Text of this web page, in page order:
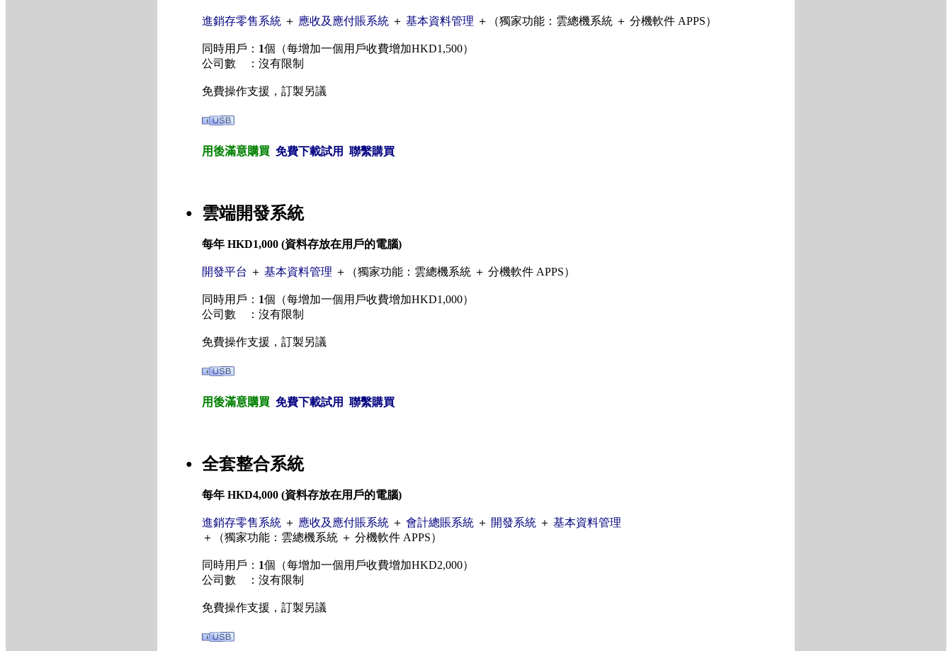
進銷存零售系統 ＋ 應收及應付賬系統 ＋ 基本資料管理 ＋（獨家功能：雲總機系統 ＋ 分機軟件 APPS）
同時用戶： 1個（每增加一個用戶收費增加HKD1,500）
公司數 ：沒有限制
免費操作支援，訂製另議
用後滿意購買 免費下載試用 聯繫購買
● 雲端開發系統
每年 HKD1,000 (資料存放在用戶的電腦)
開發平台 ＋ 基本資料管理 ＋（獨家功能：雲總機系統 ＋ 分機軟件 APPS）
同時用戶： 1個（每增加一個用戶收費增加HKD1,000）
公司數 ：沒有限制
免費操作支援，訂製另議
用後滿意購買 免費下載試用 聯繫購買
● 全套整合系統
每年 HKD4,000 (資料存放在用戶的電腦)
進銷存零售系統 ＋ 應收及應付賬系統 ＋ 會計總賬系統 ＋ 開發系統 ＋ 基本資料管理
＋（獨家功能：雲總機系統 ＋ 分機軟件 APPS）
同時用戶： 1個（每增加一個用戶收費增加HKD2,000）
公司數 ：沒有限制
免費操作支援，訂製另議